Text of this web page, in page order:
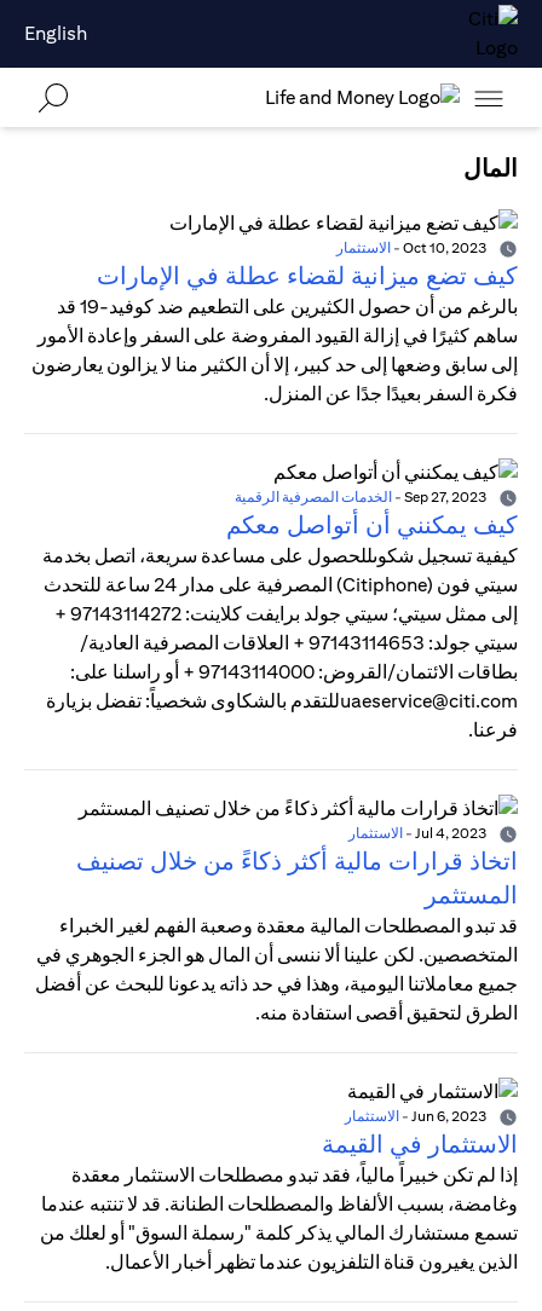
English
المال
- الاستثمار
كيف تضع ميزانية لقضاء عطلة في الإمارات
بالرغم من أن حصول الكثيرين على التطعيم ضد كوفيد-19 قد
ساهم كثيرًا في إزالة القيود المفروضة على السفر وإعادة الأمور
إلى سابق وضعها إلى حد كبير، إلا أن الكثير منا لا يزالون يعارضون
فكرة السفر بعيدًا جدًا عن المنزل.
- الخدمات المصرفية الرقمية
كيف يمكنني أن أتواصل معكم
كيفية تسجيل شكوىللحصول على مساعدة سريعة، اتصل بخدمة
سيتي فون (Citiphone) المصرفية على مدار 24 ساعة للتحدث
إلى ممثل سيتي؛ سيتي جولد برايفت كلاينت: 97143114272 +
سيتي جولد: 97143114653 + العلاقات المصرفية العادية/
بطاقات الائتمان/القروض: 97143114000 + أو راسلنا على:
uaeservice@citi.comللتقدم بالشكاوى شخصياً: تفضل بزيارة
فرعنا.
- الاستثمار
اتخاذ قرارات مالية أكثر ذكاءً من خلال تصنيف
المستثمر
قد تبدو المصطلحات المالية معقدة وصعبة الفهم لغير الخبراء
المتخصصين. لكن علينا ألا ننسى أن المال هو الجزء الجوهري في
جميع معاملاتنا اليومية، وهذا في حد ذاته يدعونا للبحث عن أفضل
الطرق لتحقيق أقصى استفادة منه.
- الاستثمار
الاستثمار في القيمة
إذا لم تكن خبيراً مالياً، فقد تبدو مصطلحات الاستثمار معقدة
وغامضة، بسبب الألفاظ والمصطلحات الطنانة. قد لا تنتبه عندما
تسمع مستشارك المالي يذكر كلمة "رسملة السوق" أو لعلك من
الذين يغيرون قناة التلفزيون عندما تظهر أخبار الأعمال.